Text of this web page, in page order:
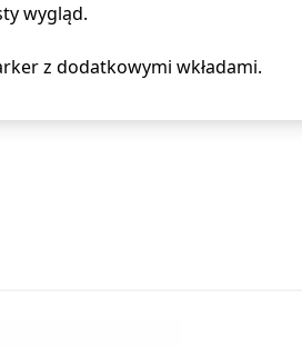
wygląd.
z dodatkowymi wkładami.